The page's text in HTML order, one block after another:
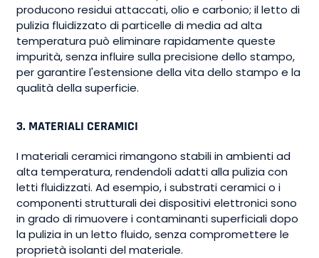
producono residui attaccati, olio e carbonio; il letto di
pulizia fluidizzato di particelle di media ad alta
temperatura può eliminare rapidamente queste
impurità, senza influire sulla precisione dello stampo,
per garantire l'estensione della vita dello stampo e la
qualità della superficie.
3. MATERIALI CERAMICI
I materiali ceramici rimangono stabili in ambienti ad
alta temperatura, rendendoli adatti alla pulizia con
letti fluidizzati. Ad esempio, i substrati ceramici o i
componenti strutturali dei dispositivi elettronici sono
in grado di rimuovere i contaminanti superficiali dopo
la pulizia in un letto fluido, senza compromettere le
proprietà isolanti del materiale.